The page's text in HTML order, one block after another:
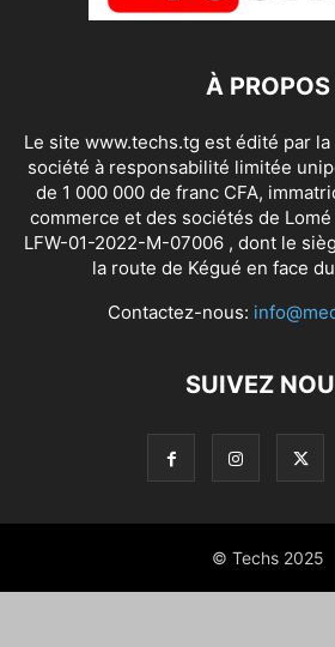
À PROPOS
Le site www.techs.tg est édité par la
société à responsabilité limitée
de 1 000 000 de franc CFA,
commerce et des sociétés de
LFW-01-2022-M-07006 , dont le
la route de Kégué en face
Contactez-nous:
SUIVEZ
© Techs 2025